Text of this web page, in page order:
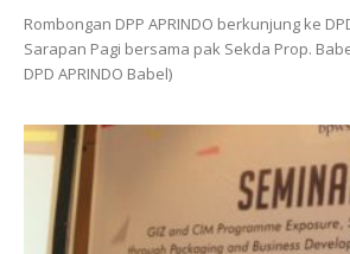
Rombongan DPP APRINDO berkunjung ke
Sarapan Pagi bersama pak Sekda Prop.
DPD APRINDO Babel)